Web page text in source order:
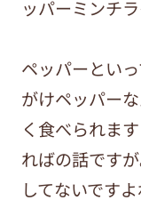
ッパーミンチラ
ペッパーとい
がけペッパー
く食べられま
ればの話です
してないです